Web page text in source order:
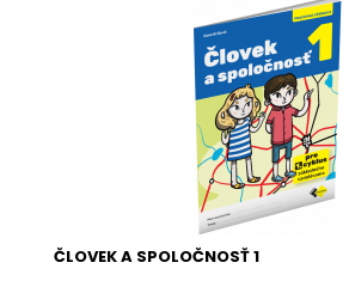
ČLOVEK A SPOLOČNOSŤ 1